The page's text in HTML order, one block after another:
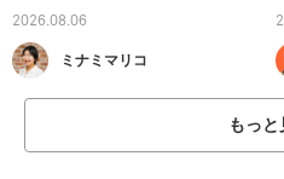
2026.08.06
ミナミマリコ
もっと